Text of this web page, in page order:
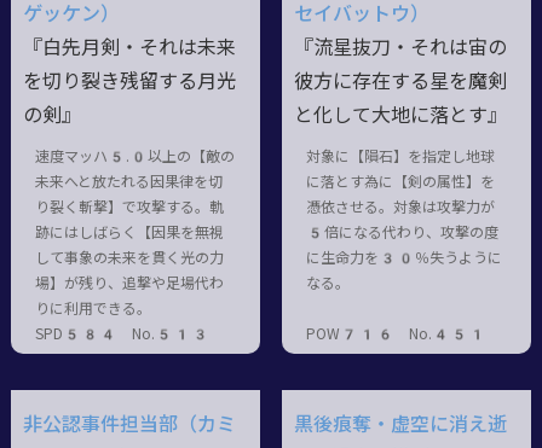
ゲッケン）
『白先月剣・それは未来
を切り裂き残留する月光
の剣』
速度マッハ5.0以上の【敵の
未来へと放たれる因果律を切
り裂く斬撃】で攻撃する。軌
跡にはしばらく【因果を無視
して事象の未来を貫く光の力
場】が残り、追撃や足場代わ
りに利用できる。
SPD584 No.513
セイバットウ）
『流星抜刀・それは宙の
彼方に存在する星を魔剣
と化して大地に落とす』
対象に【隕石】を指定し地球
に落とす為に【剣の属性】を
憑依させる。対象は攻撃力が
5倍になる代わり、攻撃の度
に生命力を30％失うように
なる。
POW716 No.451
非公認事件担当部（カミ
黒後痕奪・虚空に消え逝